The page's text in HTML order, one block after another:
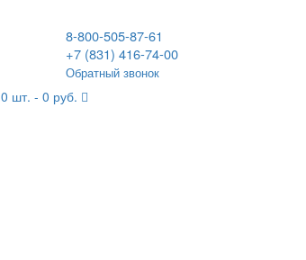
8-800-505-87-61
+7 (831) 416-74-00
Обратный звонок
0 шт. - 0 руб.